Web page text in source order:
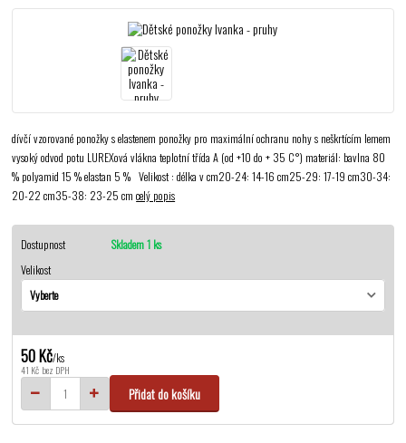
dívčí vzorované ponožky s elastenem ponožky pro maximální ochranu nohy s neškrtícím lemem
vysoký odvod potu LUREXová vlákna teplotní třída A (od +10 do + 35 C°) materiál: bavlna 80
% polyamid 15 % elastan 5 % Velikost : délka v cm20-24: 14-16 cm25-29: 17-19 cm30-34:
20-22 cm35-38: 23-25 cmcelý popis
Dostupnost
Skladem 1 ks
Velikost
50 Kč/ks
41 Kč bez DPH
Přidat do košíku